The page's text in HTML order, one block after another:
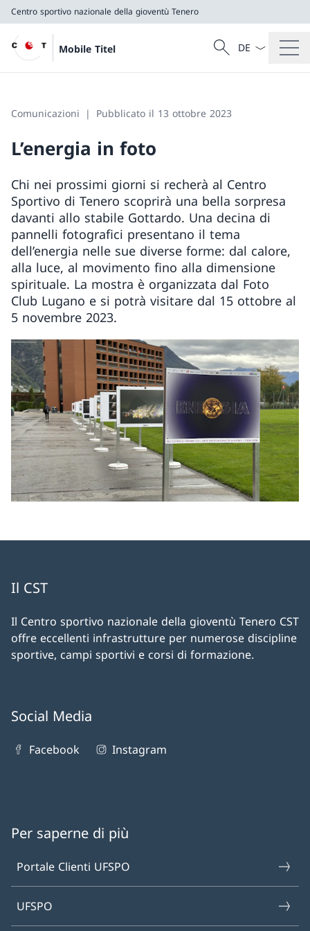
Centro sportivo nazionale della gioventù Tenero
Mobile Titel
Cercare
Ricerca
Dal menu a
Comunicazioni Pubblicato il 13 ottobre 2023
L’energia in foto
Chi nei prossimi giorni si recherà al Centro
Sportivo di Tenero scoprirà una bella sorpresa
davanti allo stabile Gottardo. Una decina di
pannelli fotografici presentano il tema
dell’energia nelle sue diverse forme: dal calore,
alla luce, al movimento fino alla dimensione
spirituale. La mostra è organizzata dal Foto
Club Lugano e si potrà visitare dal 15 ottobre al
5 novembre 2023.
Il CST
Il Centro sportivo nazionale della gioventù Tenero CST
offre eccellenti infrastrutture per numerose discipline
sportive, campi sportivi e corsi di formazione.
Social Media
Facebook Instagram
Per saperne di più
Portale Clienti UFSPO
UFSPO